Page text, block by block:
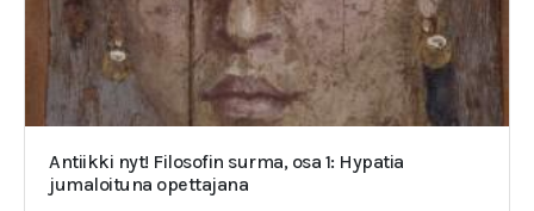
Antiikki nyt! Filosofin surma, osa 1: Hypatia
jumaloituna opettajana